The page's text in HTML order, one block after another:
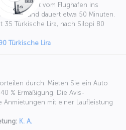
Taxifahrt vom Flughafen ins
Lira und dauert etwa 50 Minuten.
35 Türkische Lira, nach Silopi 80
Türkische Lira
durch. Mieten Sie ein Auto
% Ermäßigung. Die Avis-
Anmietungen mit einer Laufleistung
K. A.